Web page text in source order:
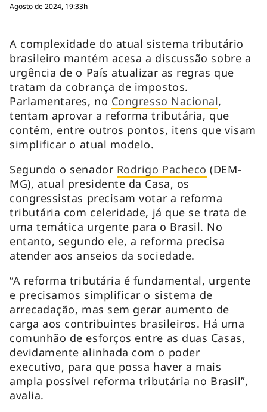
Agosto de 2024, 19:33h
A complexidade do atual sistema tributário
brasileiro mantém acesa a discussão sobre a
urgência de o País atualizar as regras que
tratam da cobrança de impostos.
Parlamentares, no Congresso Nacional,
tentam aprovar a reforma tributária, que
contém, entre outros pontos, itens que visam
simplificar o atual modelo.
Segundo o senador Rodrigo Pacheco (DEM-
MG), atual presidente da Casa, os
congressistas precisam votar a reforma
tributária com celeridade, já que se trata de
uma temática urgente para o Brasil. No
entanto, segundo ele, a reforma precisa
atender aos anseios da sociedade.
“A reforma tributária é fundamental, urgente
e precisamos simplificar o sistema de
arrecadação, mas sem gerar aumento de
carga aos contribuintes brasileiros. Há uma
comunhão de esforços entre as duas Casas,
devidamente alinhada com o poder
executivo, para que possa haver a mais
ampla possível reforma tributária no Brasil”,
avalia.